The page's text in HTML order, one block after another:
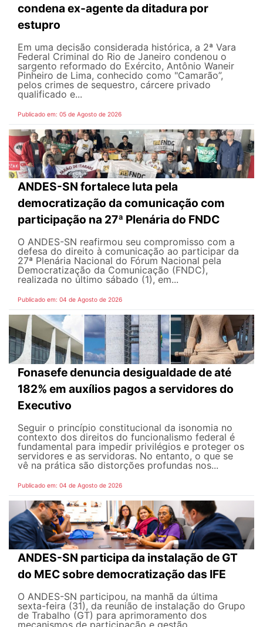
condena ex-agente da ditadura por
estupro
Em uma decisão considerada histórica, a 2ª Vara
Federal Criminal do Rio de Janeiro condenou o
sargento reformado do Exército, Antônio Waneir
Pinheiro de Lima, conhecido como "Camarão”,
pelos crimes de sequestro, cárcere privado
qualificado e...
Publicado em: 05 de Agosto de 2026
ANDES-SN fortalece luta pela
democratização da comunicação com
participação na 27ª Plenária do FNDC
O ANDES-SN reafirmou seu compromisso com a
defesa do direito à comunicação ao participar da
27ª Plenária Nacional do Fórum Nacional pela
Democratização da Comunicação (FNDC),
realizada no último sábado (1), em...
Publicado em: 04 de Agosto de 2026
Fonasefe denuncia desigualdade de até
182% em auxílios pagos a servidores do
Executivo
Seguir o princípio constitucional da isonomia no
contexto dos direitos do funcionalismo federal é
fundamental para impedir privilégios e proteger os
servidores e as servidoras. No entanto, o que se
vê na prática são distorções profundas nos...
Publicado em: 04 de Agosto de 2026
ANDES-SN participa da instalação de GT
do MEC sobre democratização das IFE
O ANDES-SN participou, na manhã da última
sexta-feira (31), da reunião de instalação do Grupo
de Trabalho (GT) para aprimoramento dos